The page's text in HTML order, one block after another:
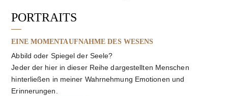
PORTRAITS
EINE MOMENTAUFNAHME DES WESENS
Abbild oder Spiegel der Seele?
Jeder der hier in dieser Reihe dargestellten Menschen
hinterließen in meiner Wahrnehmung Emotionen und
Erinnerungen.